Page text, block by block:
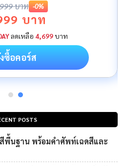
POSTS
พื้นฐาน พร้อมคำศัพท์เฉดสีและ
บาท -0%
บาท
ลดเหลือ 4,699บาท
ซื้อคอร์ส